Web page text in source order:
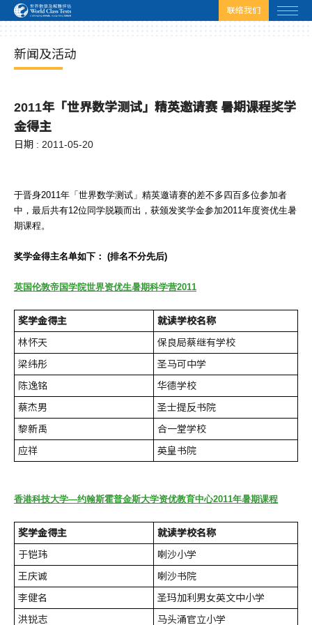
html.headscripthtml.afterbodyscript 联络我们
新闻及活动
2011年「世界数学测试」精英邀请赛 暑期课程奖学
金得主
日期 : 2011-05-20
于晋身2011年「世界数学测试」精英邀请赛的差不多四百多位参加者
中，最后共有12位同学脱颖而出，获颁发奖学金参加2011年度资优生暑
期课程。
奖学金得主名单如下： (排名不分先后)
英国伦敦帝国学院世界资优生暑期科学营2011
奖学金得主
就读学校名称
林怀天
保良局蔡继有学校
梁纬彤
圣马可中学
陈逸铭
华德学校
蔡杰男
圣士提反书院
黎新禹
合一堂学校
应祥
英皇书院
香港科技大学—约翰斯霍普金斯大学资优教育中心2011年暑期课程
奖学金得主
就读学校名称
于铠玮
喇沙小学
王庆诚
喇沙书院
李健名
圣玛加利男女英文中小学
洪锐志
马头涌官立小学